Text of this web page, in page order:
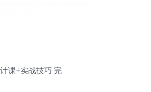
课+实战技巧 完